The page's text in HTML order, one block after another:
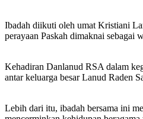
Ibadah diikuti oleh umat Kristiani
perayaan Paskah dimaknai sebagai
Kehadiran Danlanud RSA dalam
antar keluarga besar Lanud Raden
Lebih dari itu, ibadah bersama ini